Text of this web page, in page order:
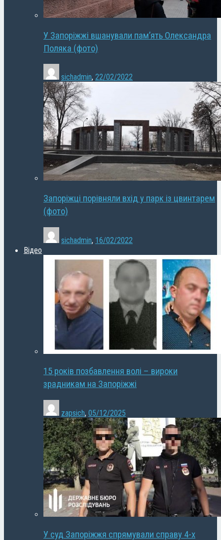
У Запоріжжі вшанували пам’ять Олександра
Поляка (фото)
sichadmin, 22/02/2022
Запоріжці порівняли вхід у парк із цвинтарем
(фото)
sichadmin, 16/02/2022
Відео
15 років позбавлення волі – вироки
зрадникам на Запоріжжі
zapsich, 05/12/2025
У суд Запоріжжя спрямували справу 4-х